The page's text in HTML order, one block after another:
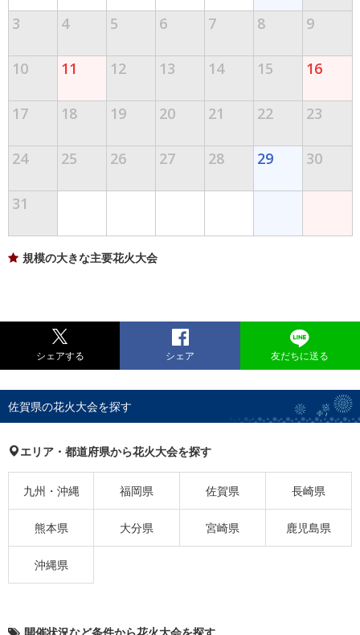
3 4 5 6 7 8 9
10 11 12 13 14 15 16
17 18 19 20 21 22 23
24 25 26 27 28 29 30
31
規模の大きな主要花火大会
シェアする シェア 友だちに送る
佐賀県の花火大会を探す
エリア・都道府県から花火大会を探す
九州・沖縄 福岡県 佐賀県 長崎県
熊本県 大分県 宮崎県 鹿児島県
沖縄県